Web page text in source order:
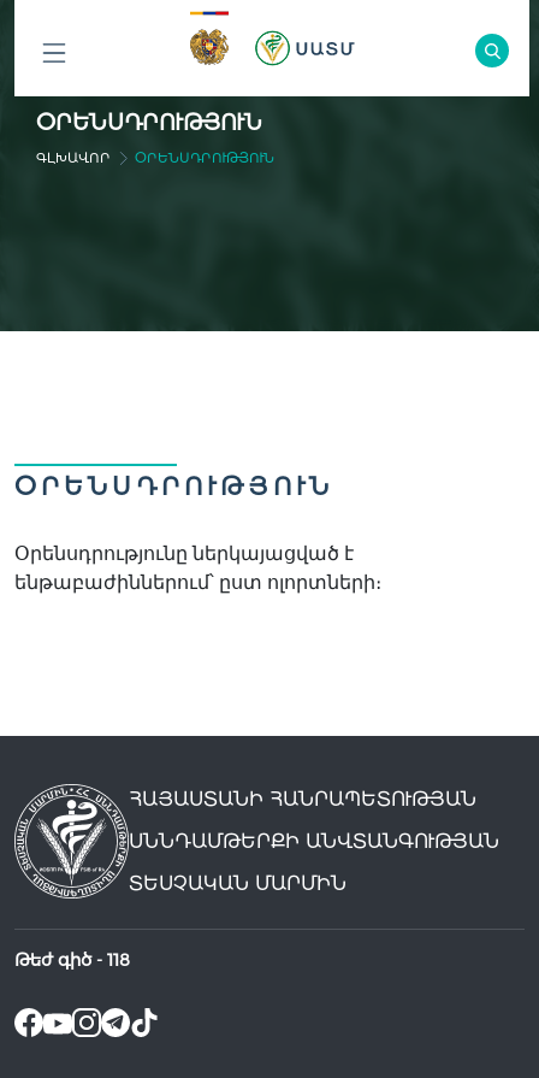
ԲՈԼՈՐ
ԲԱԺԻՆՆԵՐԸ
ՕՐԵՆՍԴՐՈՒԹՅՈՒՆ
ԳԼԽԱՎՈՐ ՕՐԵՆՍԴՐՈՒԹՅՈՒՆ
ՕՐԵՆՍԴՐՈՒԹՅՈՒՆ
Օրենսդրությունը ներկայացված է
ենթաբաժիններում՝ ըստ ոլորտների։
ՀԱՅԱՍՏԱՆԻ ՀԱՆՐԱՊԵՏՈՒԹՅԱՆ
ՍՆՆԴԱՄԹԵՐՔԻ ԱՆՎՏԱՆԳՈՒԹՅԱՆ
ՏԵՍՉԱԿԱՆ ՄԱՐՄԻՆ
Թեժ գիծ - 118